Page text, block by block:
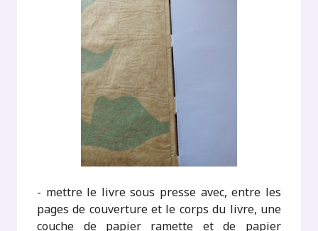
- mettre le livre sous presse avec, entre les
pages de couverture et le corps du livre, une
couche de papier ramette et de papier